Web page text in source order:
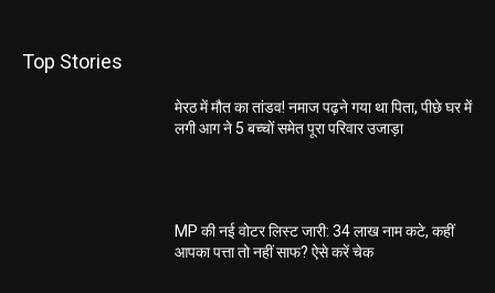
Top Stories
मेरठ में मौत का तांडव! नमाज पढ़ने गया था पिता, पीछे घर में
लगी आग ने 5 बच्चों समेत पूरा परिवार उजाड़ा
MP की नई वोटर लिस्ट जारी: 34 लाख नाम कटे, कहीं
आपका पत्ता तो नहीं साफ? ऐसे करें चेक